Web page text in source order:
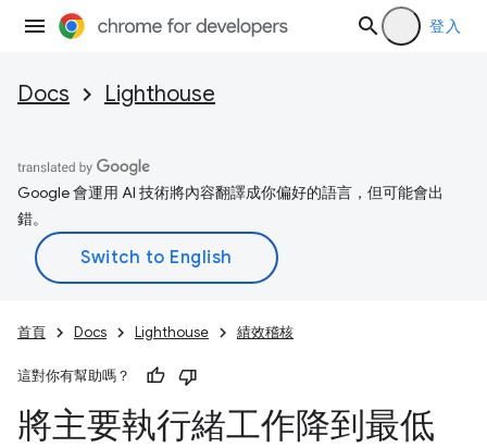
登入
Docs Lighthouse
Google 會運用 AI 技術將內容翻譯成你偏好的語言，但可能會出
錯。
首頁 Docs Lighthouse 績效稽核
這對你有幫助嗎？
將主要執行緒工作降到最低